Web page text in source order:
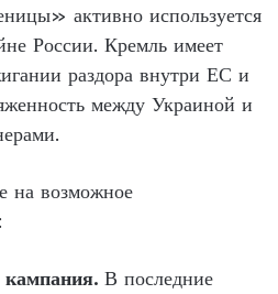
активно используется
России. Кремль имеет
раздора внутри ЕС и
между Украиной и
на возможное
В последние